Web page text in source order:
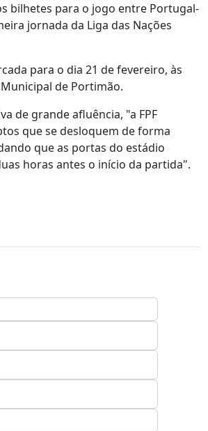
bilhetes para o jogo entre Portugal-
jornada da Liga das Nações
para o dia 21 de fevereiro, às
de Portimão.
de grande afluência, "a FPF
que se desloquem de forma
que as portas do estádio
horas antes o início da partida".